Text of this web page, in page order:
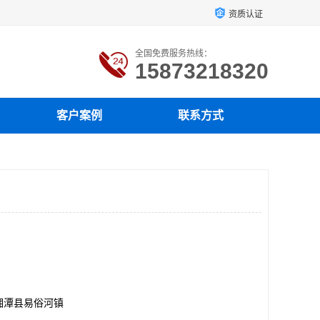
资质认证
全国免费服务热线：
15873218320
客户案例 联系方式
潭县易俗河镇